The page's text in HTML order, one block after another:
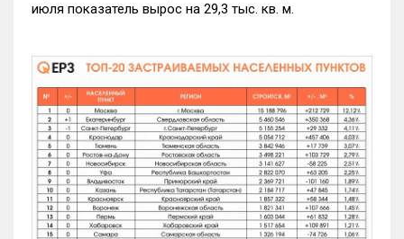
июля показатель вырос на 29,3 тыс. кв. м.